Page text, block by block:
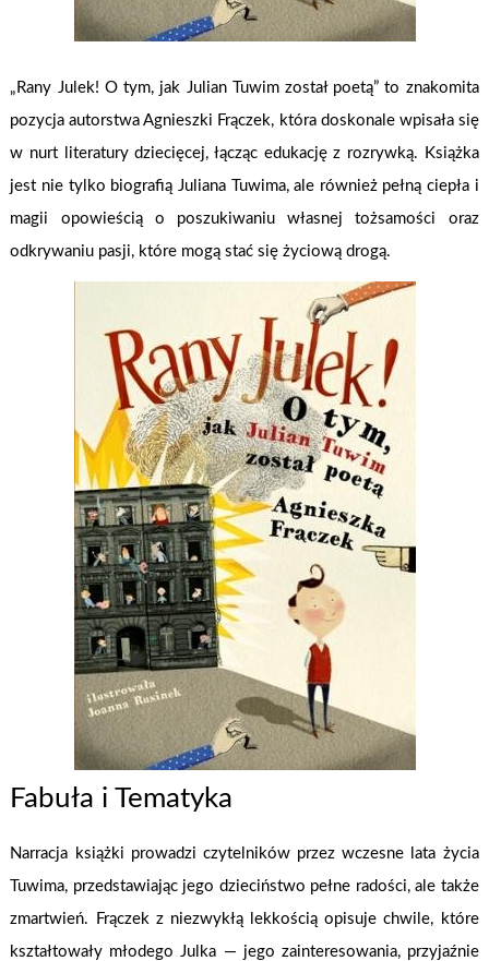
„Rany Julek! O tym, jak Julian Tuwim został poetą” to znakomita
pozycja autorstwa Agnieszki Frączek, która doskonale wpisała się
w nurt literatury dziecięcej, łącząc edukację z rozrywką. Książka
jest nie tylko biografią Juliana Tuwima, ale również pełną ciepła i
magii opowieścią o poszukiwaniu własnej tożsamości oraz
odkrywaniu pasji, które mogą stać się życiową drogą.
Fabuła i Tematyka
Narracja książki prowadzi czytelników przez wczesne lata życia
Tuwima, przedstawiając jego dzieciństwo pełne radości, ale także
zmartwień. Frączek z niezwykłą lekkością opisuje chwile, które
kształtowały młodego Julka — jego zainteresowania, przyjaźnie